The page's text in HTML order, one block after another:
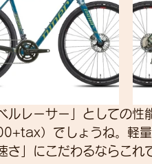
ルレーサー」としての
）でしょうね。軽量
さ」にこだわるならこれ